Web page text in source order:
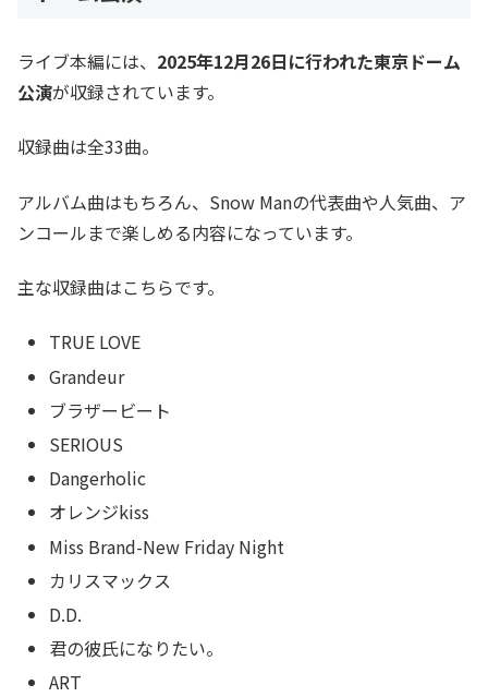
ライブ本編には、 2025年12月26日に行われた東京ドーム
公演が収録されています。
収録曲は全33曲。
アルバム曲はもちろん、Snow Manの代表曲や人気曲、ア
ンコールまで楽しめる内容になっています。
主な収録曲はこちらです。
TRUE LOVE
Grandeur
ブラザービート
SERIOUS
Dangerholic
オレンジkiss
Miss Brand-New Friday Night
カリスマックス
D.D.
君の彼氏になりたい。
ART